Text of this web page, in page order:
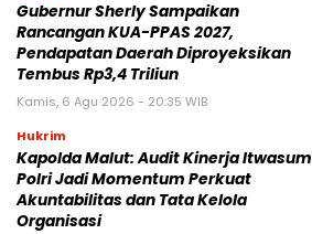
Gubernur Sherly Sampaikan
Rancangan KUA-PPAS 2027,
Pendapatan Daerah Diproyeksikan
Tembus Rp3,4 Triliun
Kamis, 6 Agu 2026 - 20:35 WIB
Hukrim
Kapolda Malut: Audit Kinerja Itwasum
Polri Jadi Momentum Perkuat
Akuntabilitas dan Tata Kelola
Organisasi